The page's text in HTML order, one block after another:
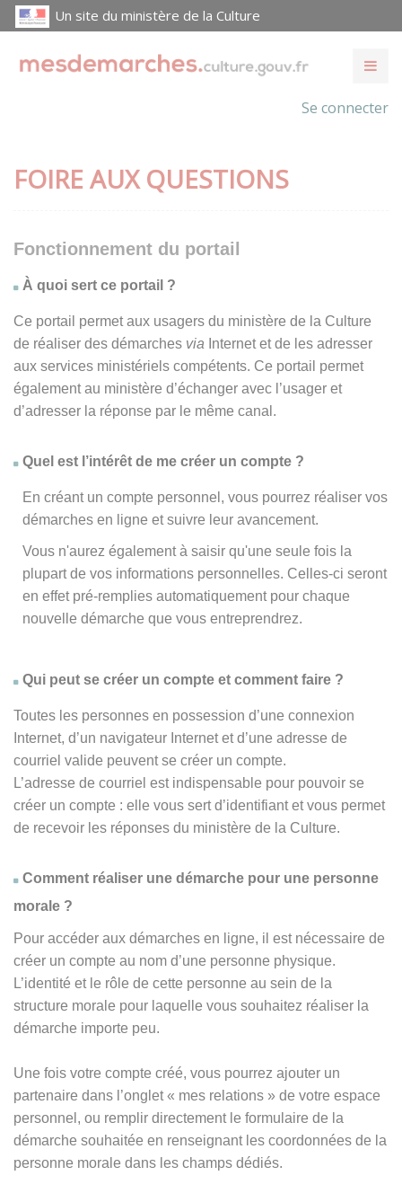
Un site du ministère de la Culture
Se connecter
FOIRE AUX QUESTIONS
Fonctionnement du portail
À quoi sert ce portail ?
Ce portail permet aux usagers du ministère de la Culture
de réaliser des démarches via Internet et de les adresser
aux services ministériels compétents. Ce portail permet
également au ministère d’échanger avec l’usager et
d’adresser la réponse par le même canal.
Quel est l’intérêt de me créer un compte ?
En créant un compte personnel, vous pourrez réaliser vos
démarches en ligne et suivre leur avancement.
Vous n'aurez également à saisir qu'une seule fois la
plupart de vos informations personnelles. Celles-ci seront
en effet pré-remplies automatiquement pour chaque
nouvelle démarche que vous entreprendrez.
Qui peut se créer un compte et comment faire ?
Toutes les personnes en possession d’une connexion
Internet, d’un navigateur Internet et d’une adresse de
courriel valide peuvent se créer un compte.
L’adresse de courriel est indispensable pour pouvoir se
créer un compte : elle vous sert d’identifiant et vous permet
de recevoir les réponses du ministère de la Culture.
Comment réaliser une démarche pour une personne
morale ?
Pour accéder aux démarches en ligne, il est nécessaire de
créer un compte au nom d’une personne physique.
L’identité et le rôle de cette personne au sein de la
structure morale pour laquelle vous souhaitez réaliser la
démarche importe peu.
Une fois votre compte créé, vous pourrez ajouter un
partenaire dans l’onglet « mes relations » de votre espace
personnel, ou remplir directement le formulaire de la
démarche souhaitée en renseignant les coordonnées de la
personne morale dans les champs dédiés.